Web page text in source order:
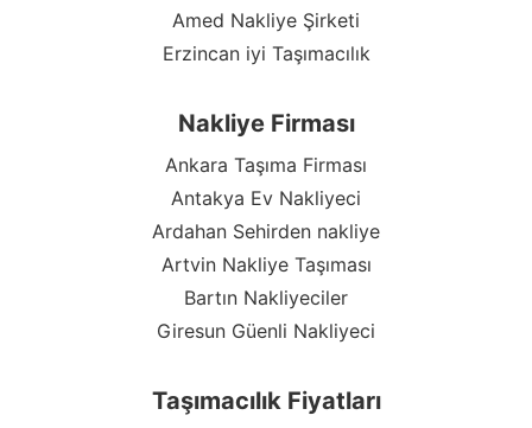
Amed Nakliye Şirketi
Erzincan iyi Taşımacılık
Nakliye Firması
Ankara Taşıma Firması
Antakya Ev Nakliyeci
Ardahan Sehirden nakliye
Artvin Nakliye Taşıması
Bartın Nakliyeciler
Giresun Güenli Nakliyeci
Taşımacılık Fiyatları